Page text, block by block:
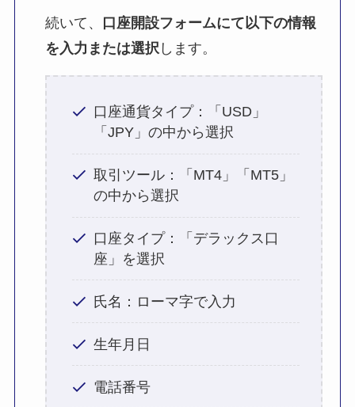
続いて、
口座開設フォームにて以下の情報
を入力または選択 します。
口座通貨タイプ：「USD」
「JPY」の中から選択
取引ツール：「MT4」「MT5」
の中から選択
口座タイプ：「デラックス口
座」を選択
氏名：ローマ字で入力
生年月日
電話番号